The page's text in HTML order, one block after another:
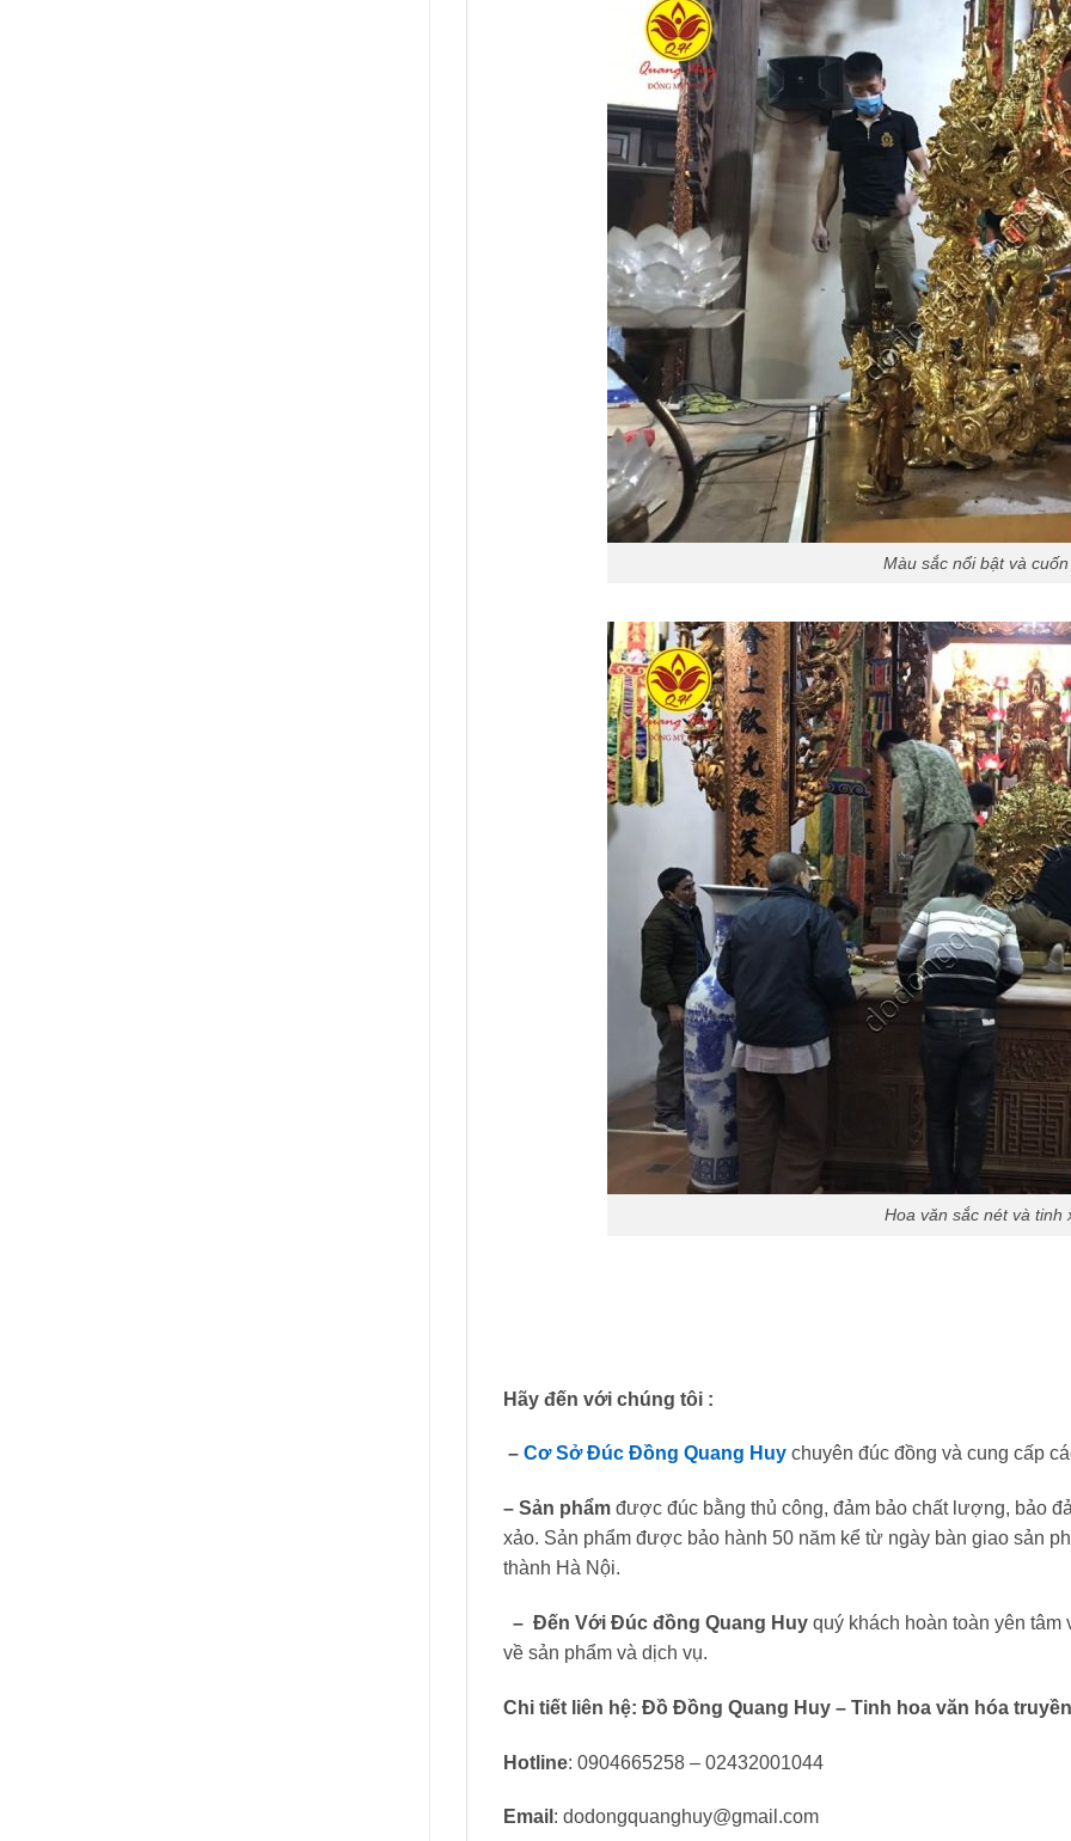
Màu sắc nổi bật và
Hoa văn sắc nét và tinh
Hãy đến với chúng tôi :
– Cơ Sở Đúc Đồng Quang Huychuyên đúc đồng và cung cấp
– Sản phẩmđược đúc bằng thủ công, đảm bảo chất lượng, bảo
xảo. Sản phẩm được bảo hành 50 năm kể từ ngày bàn giao sản
thành Hà Nội.
– Đến Với Đúc đồng Quang Huyquý khách hoàn toàn yên tâm
về sản phẩm và dịch vụ.
Chi tiết liên hệ: Đồ Đồng Quang Huy – Tinh hoa văn hóa
Hotline: 0904665258 – 02432001044
Email : dodongquanghuy@gmail.com